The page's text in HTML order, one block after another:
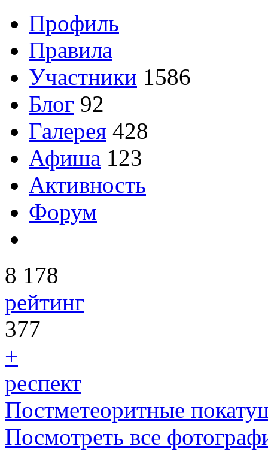
Профиль
Правила
Участники 1586
Блог 92
Галерея 428
Афиша 123
Активность
Форум
8 178
рейтинг
377
+
респект
Постметеоритные
Посмотреть все